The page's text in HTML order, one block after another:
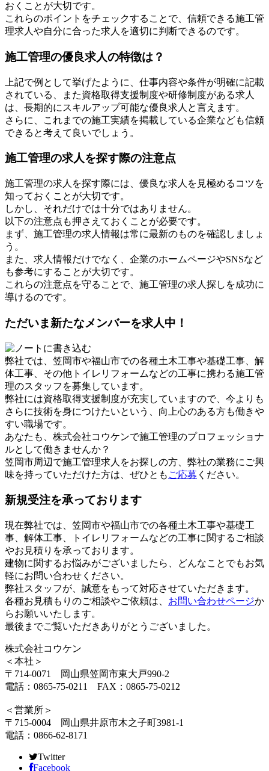
おくことが大切です。
これらのポイントをチェックすることで、信頼できる施工管
理求人や自分に合った求人を適切に判断できるのです。
施工管理の優良求人の特徴は？
上記で例として挙げたように、仕事内容や条件が明確に記載
されている、また資格取得支援制度や研修制度がある求人
は、長期的にスキルアップ可能な優良求人と言えます。
さらに、これまでの施工実績を掲載している企業なども信頼
できると考えて良いでしょう。
施工管理の求人を探す際の注意点
施工管理の求人を探す際には、優良な求人を見極めるコツを
知っておくことが大切です。
しかし、それだけでは十分ではありません。
以下の注意点も押さえておくことが必要です。
まず、施工管理の求人情報は常に最新のものを確認しましょ
う。
また、求人情報だけでなく、企業のホームページやSNSなど
も参考にすることが大切です。
これらの注意点を守ることで、施工管理の求人探しを成功に
導けるのです。
ただいま新たなメンバーを求人中！
弊社では、笠岡市や福山市での各種土木工事や基礎工事、解
体工事、その他トイレリフォームなどの工事に携わる施工管
理のスタッフを募集しています。
弊社には資格取得支援制度が充実していますので、今よりも
さらに技術を身につけたいという、向上心のある方も働きや
すい職場です。
あなたも、株式会社コウケンで施工管理のプロフェッショナ
ルとして働きませんか？
笠岡市周辺で施工管理求人をお探しの方、弊社の業務にご興
味を持っていただけた方は、ぜひとも ご応募 ください。
新規受注を承っております
現在弊社では、笠岡市や福山市での各種土木工事や基礎工
事、解体工事、トイレリフォームなどの工事に関するご相談
やお見積りを承っております。
建物に関するお悩みがございましたら、どんなことでもお気
軽にお問い合わせください。
弊社スタッフが、誠意をもって対応させていただきます。
各種お見積もりのご相談やご依頼は、 お問い合わせページか
らお願いいたします。
最後までご覧いただきありがとうございました。
株式会社コウケン
＜本社＞
〒714-0071 岡山県笠岡市東大戸990-2
電話：0865-75-0211 FAX：0865-75-0212
＜営業所＞
〒715-0004 岡山県井原市木之子町3981-1
電話：0866-62-8171
Twitter
Facebook